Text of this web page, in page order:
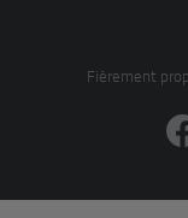
Fièrement